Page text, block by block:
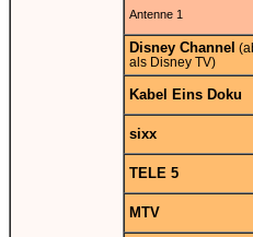
Antenne 1
Disney Channel
als Disney TV)
Kabel Eins Doku
sixx
TELE 5
MTV